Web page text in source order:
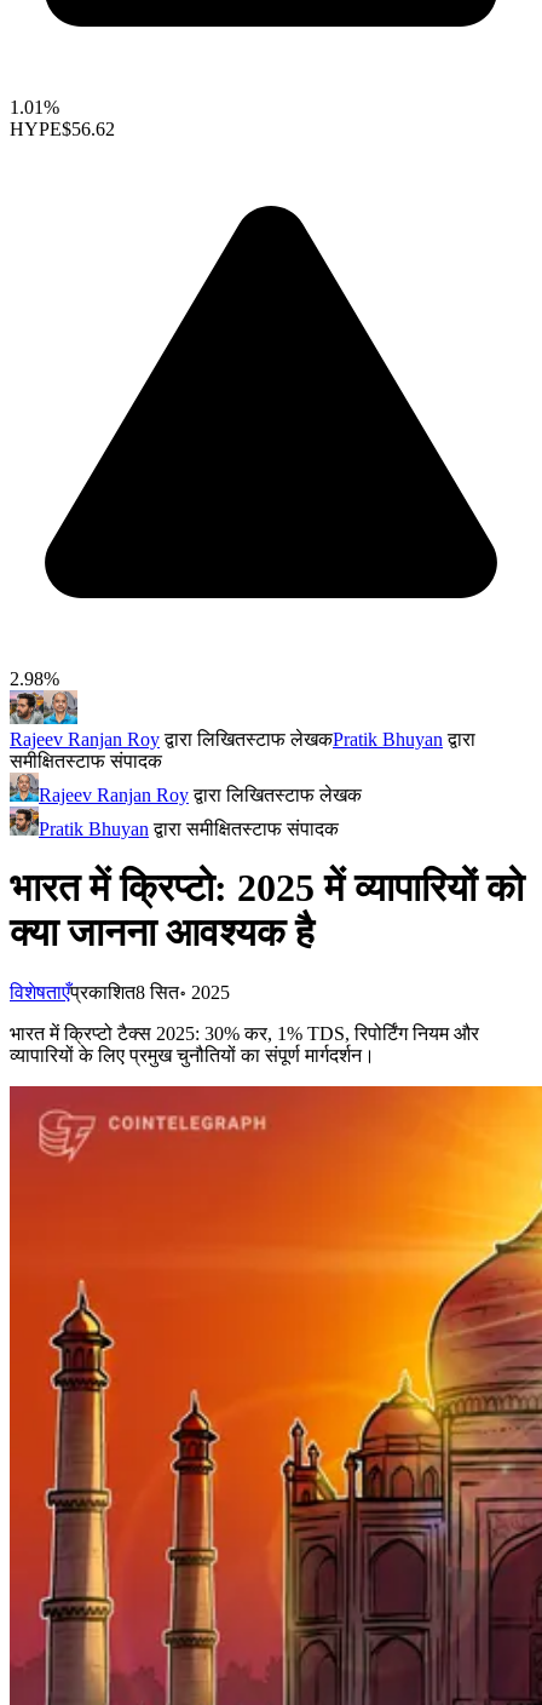
1.01%
HYPE$56.62
2.98%
Rajeev Ranjan Royद्वारा लिखितस्टाफ लेखकPratik Bhuyan द्वारा
समीक्षितस्टाफ संपादक
Rajeev Ranjan Royद्वारा लिखितस्टाफ लेखक
Pratik Bhuyan द्वारा समीक्षितस्टाफ संपादक
भारत में क्रिप्टो: 2025 में व्यापारियों को
क्या जानना आवश्यक है
विशेषताएँप्रकाशित8 सित॰ 2025
भारत में क्रिप्टो टैक्स 2025: 30% कर, 1% TDS, रिपोर्टिंग नियम और
व्यापारियों के लिए प्रमुख चुनौतियों का संपूर्ण मार्गदर्शन।